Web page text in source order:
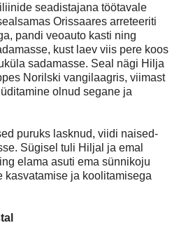
seadistajana töötavale
Orissaares arreteeriti
pandi veoauto kasti ning
kust laev viis pere koos
sadamasse. Seal nägi Hilja
Norilski vangilaagris, viimast
olnud segane ja
puruks lasknud, viidi naised-
Sügisel tuli Hiljal ja emal
elama asuti ema sünnikoju
kasvatamise ja koolitamisega